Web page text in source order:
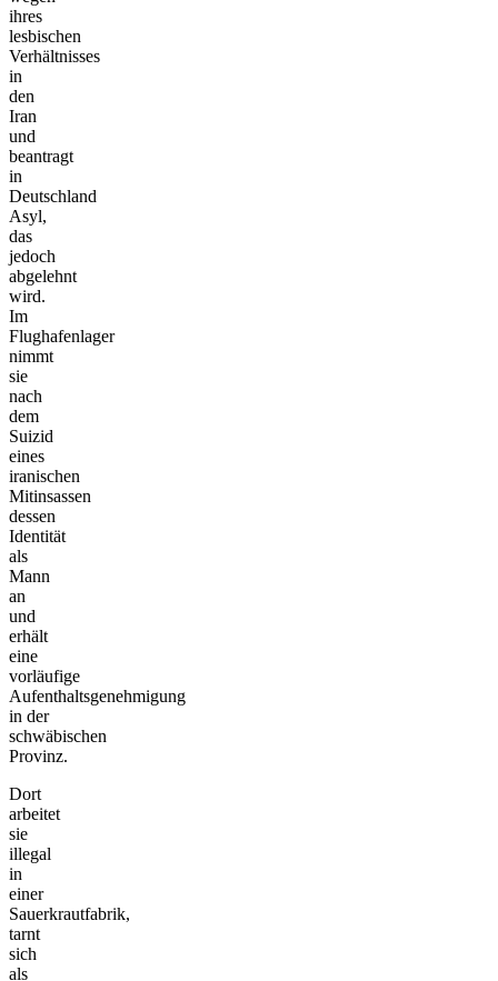
ihres
lesbischen
Verhältnisses
in
den
Iran
und
beantragt
in
Deutschland
Asyl,
das
jedoch
abgelehnt
wird.
Im
Flughafenlager
nimmt
sie
nach
dem
Suizid
eines
iranischen
Mitinsassen
dessen
Identität
als
Mann
an
und
erhält
eine
vorläufige
Aufenthaltsgenehmigung
in der
schwäbischen
Provinz.
Dort
arbeitet
sie
illegal
in
einer
Sauerkrautfabrik,
tarnt
sich
als